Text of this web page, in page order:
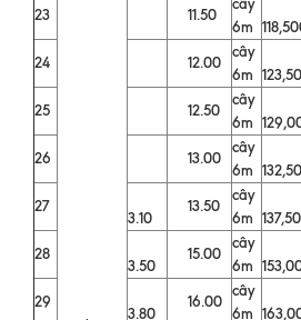
23
11.50
6m
24
12.00
cây
6m
25
12.50
cây
6m
26
13.00
cây
6m
27
3.10
13.50
cây
6m
28
3.50
15.00
cây
6m
29
3.80
16.00
cây
6m